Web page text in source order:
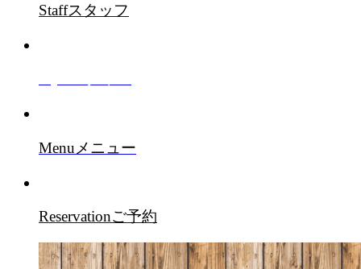
Staffスタッフ
Menu メニュー
Reservationご予約